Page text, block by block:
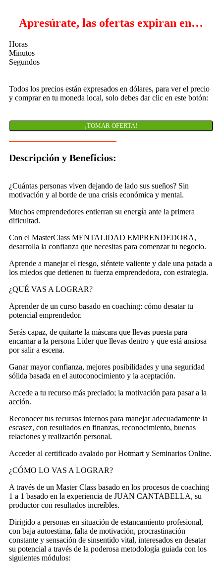
Apresúrate, las ofertas expiran en…
Horas
Minutos
Segundos
Todos los precios están expresados en dólares, para ver el precio
y comprar en tu moneda local, solo debes dar clic en este botón:
¡TOMAR OFERTA!
Descripción y Beneficios:
¿Cuántas personas viven dejando de lado sus sueños? Sin
motivación y al borde de una crisis económica y mental.
Muchos emprendedores entierran su energía ante la primera
dificultad.
Con el MasterClass MENTALIDAD EMPRENDEDORA,
desarrolla la confianza que necesitas para comenzar tu negocio.
Aprende a manejar el riesgo, siéntete valiente y dale una patada a
los miedos que detienen tu fuerza emprendedora, con estrategia.
¿QUÉ VAS A LOGRAR?
Aprender de un curso basado en coaching: cómo desatar tu
potencial emprendedor.
Serás capaz, de quitarte la máscara que llevas puesta para
encarnar a la persona Líder que llevas dentro y que está ansiosa
por salir a escena.
Ganar mayor confianza, mejores posibilidades y una seguridad
sólida basada en el autoconocimiento y la aceptación.
Accede a tu recurso más preciado; la motivación para pasar a la
acción.
Reconocer tus recursos internos para manejar adecuadamente la
escasez, con resultados en finanzas, reconocimiento, buenas
relaciones y realización personal.
Acceder al certificado avalado por Hotmart y Seminarios Online.
¿CÓMO LO VAS A LOGRAR?
A través de un Master Class basado en los procesos de coaching
1 a 1 basado en la experiencia de JUAN CANTABELLA, su
productor con resultados increíbles.
Dirigido a personas en situación de estancamiento profesional,
con baja autoestima, falta de motivación, procrastinación
constante y sensación de sinsentido vital, interesados en desatar
su potencial a través de la poderosa metodología guiada con los
siguientes módulos: